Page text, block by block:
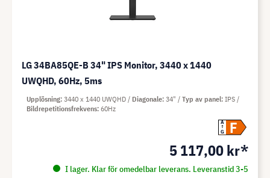
LG 34BA85QE-B 34" IPS Monitor, 3440 x 1440
UWQHD, 60Hz, 5ms
A
G
F
5 117,00 kr*
I lager. Klar för omedelbar leverans. Leveranstid 3-5
Upplösning 3440 x 1440 UWQHD Diagonale 34" Typ av panel IPS
Bildrepetitionsfrekvens 60Hz